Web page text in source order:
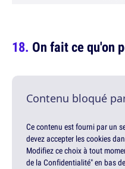
On fait ce qu'on
Contenu bloqué
Ce contenu est fourni par un
devez accepter les cookies
Modifiez ce choix à tout
de la Confidentialité" en bas